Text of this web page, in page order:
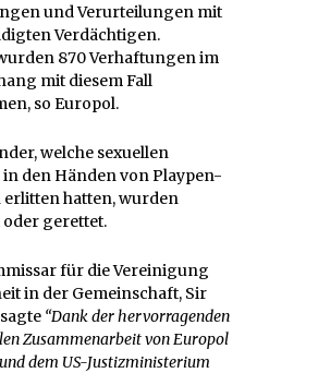
und Verurteilungen mit
Verdächtigen.
870 Verhaftungen im
mit diesem Fall
so Europol.
welche sexuellen
den Händen von Playpen-
hatten, wurden
gerettet.
für die Vereinigung
in der Gemeinschaft, Sir
“Dank der hervorragenden
Zusammenarbeit von Europol
dem US-Justizministerium